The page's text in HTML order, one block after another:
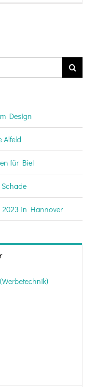
Design
Alfeld
für Biel
2023 in Hannover